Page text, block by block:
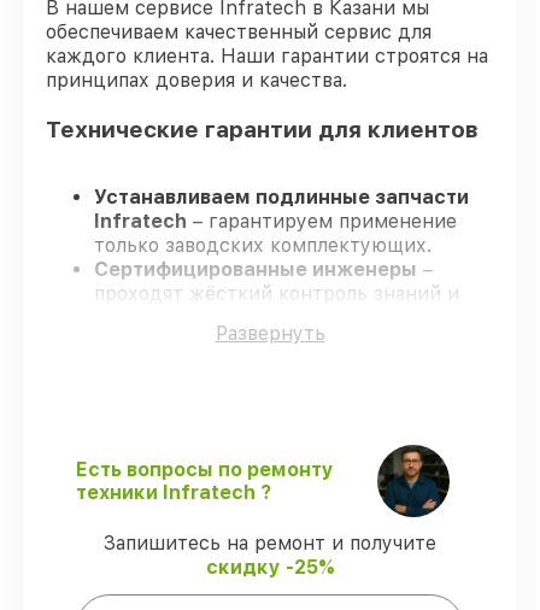
В нашем сервисе Infratech в Казани мы
обеспечиваем качественный сервис для
каждого клиента. Наши гарантии строятся на
принципах доверия и качества.
Технические гарантии для клиентов
Устанавливаем подлинные запчасти
Infratech – гарантируем применение
только заводских комплектующих.
Сертифицированные инженеры –
проходят жёсткий контроль знаний и
профессионализма.
работы и запчасти защищены сервисной
гарантией.
Мы гарантируем:
Развернуть
Есть вопросы по ремонту
техники Infratech ?
Запишитесь на ремонт и получите
скидку -25%